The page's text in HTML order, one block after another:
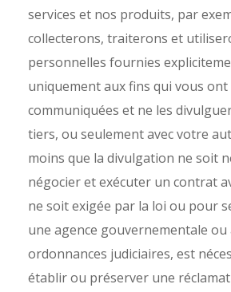
services et nos produits, par
collecterons, traiterons et
personnelles fournies
uniquement aux fins qui vous ont
communiquées et ne les
tiers, ou seulement avec votre
moins que la divulgation ne soit
négocier et exécuter un contrat
ne soit exigée par la loi ou pour
une agence gouvernementale ou
ordonnances judiciaires, est
établir ou préserver une